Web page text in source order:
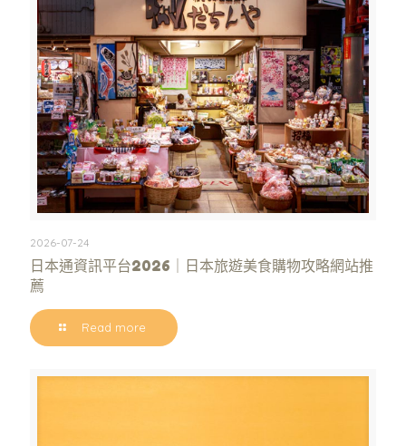
2026-07-24
日本通資訊平台2026｜日本旅遊美食購物攻略網站推
薦
Read more